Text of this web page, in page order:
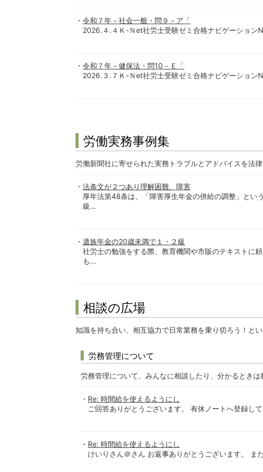
令和７年－社会一般・問９－ア「
2026.４.４Ｋ-Ｎet社労士受験ゼミ合格ナビゲーション
令和７年－健保法・問10－Ｅ「
2026.３.７Ｋ-Ｎet社労士受験ゼミ合格ナビゲーション
労働実務事例集
労働新聞社に寄せられた実務トラブルとアドバイスを法
法条文が２つあり理解困難、障害
厚年法第48条は、「障害厚生年金の併給の調整」とい
級...
遺族年金の20歳未満で１・２級
社労士の勉強をする際、教育機関や市販のテキストに
も...
相談の広場
知識を持ち合い、相互協力で日常業務を乗り切ろう！と
労務管理について
労務管理について、みんなに相談したり、分かるとき
Re: 時間給を使えるようにし
ご回答ありがとうございます。 有休ノートへ登録し
Re: 時間給を使えるようにし
けいりさん＠さん お返事ありがとうございます。 ま